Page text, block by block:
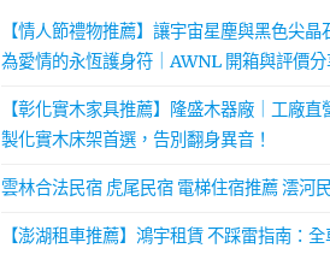
【情人節禮物推薦】讓宇宙星塵與黑色尖晶
為愛情的永恆護身符｜AWNL 開箱與評價分
【彰化實木家具推薦】隆盛木器廠｜工廠直
製化實木床架首選，告別翻身異音！
雲林合法民宿 虎尾民宿 電梯住宿推薦 澐河
【澎湖租車推薦】鴻宇租賃 不踩雷指南：